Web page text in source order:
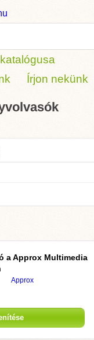
Írjon nekünk
aApprox Multimedia
Approx